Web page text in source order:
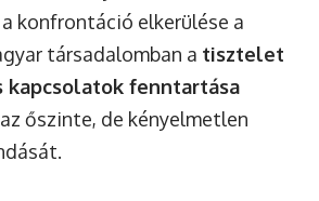
konfrontáció elkerülése a
társadalomban a tisztelet
kapcsolatok fenntartása
őszinte, de kényelmetlen